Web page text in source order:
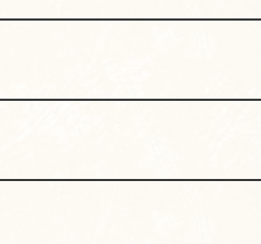
予約状況によりご希望に添え